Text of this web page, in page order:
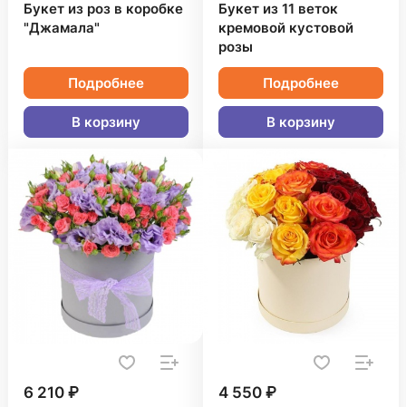
Букет из роз в коробке
"Джамала"
Подробнее
В корзину
Букет из 11 веток
кремовой кустовой
розы
Подробнее
В корзину
6 210 ₽ 4 550 ₽